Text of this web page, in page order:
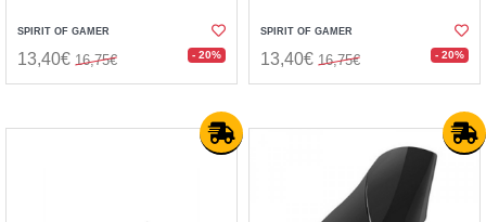
SPIRIT OF GAMER
13,40€ 16,75€ - 20%
SPIRIT OF GAMER
13,40€ 16,75€ - 20%